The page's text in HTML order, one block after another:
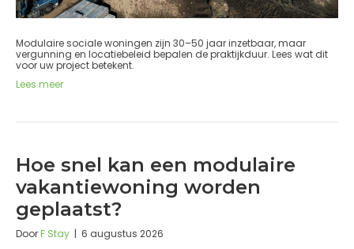
Modulaire sociale woningen zijn 30–50 jaar inzetbaar, maar
vergunning en locatiebeleid bepalen de praktijkduur. Lees wat dit
voor uw project betekent.
Lees meer
Hoe snel kan een modulaire
vakantiewoning worden
geplaatst?
DoorF Stay | 6 augustus 2026